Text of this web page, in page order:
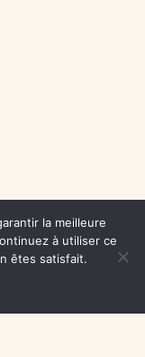
la meilleure
à utiliser ce
êtes satisfait.